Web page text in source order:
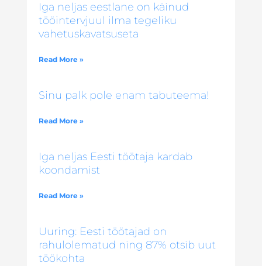
Iga neljas eestlane on käinud
tööintervjuul ilma tegeliku
vahetuskavatsuseta
Read More »
Sinu palk pole enam tabuteema!
Read More »
Iga neljas Eesti töötaja kardab
koondamist
Read More »
Uuring: Eesti töötajad on
rahulolematud ning 87% otsib uut
töökohta